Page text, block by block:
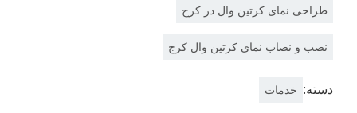
طراحی نمای کرتین وال در کرج
نصب و نصاب نمای کرتین وال کرج
دسته: خدمات